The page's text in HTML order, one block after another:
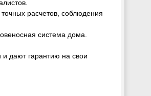
расчетов, соблюдения
система дома.
дают гарантию на свои